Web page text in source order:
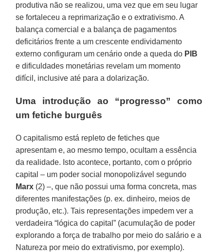
produtiva não se realizou, uma vez que em seu lugar
se fortaleceu a reprimarização e o extrativismo. A
balança comercial e a balança de pagamentos
deficitários frente a um crescente endividamento
externo configuram um cenário onde a queda do PIB
e dificuldades monetárias revelam um momento
difícil, inclusive até para a dolarização.
Uma introdução ao “progresso” como
um fetiche burguês
O capitalismo está repleto de fetiches que
apresentam e, ao mesmo tempo, ocultam a essência
da realidade. Isto acontece, portanto, com o próprio
capital – um poder social monopolizável segundo
Marx (2) –, que não possui uma forma concreta, mas
diferentes manifestações (p. ex. dinheiro, meios de
produção, etc.). Tais representações impedem ver a
verdadeira “lógica do capital” (acumulação de poder
explorando a força de trabalho por meio do salário e a
Natureza por meio do extrativismo, por exemplo).